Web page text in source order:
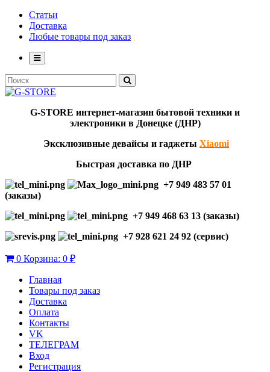
Статьи
Доставка
Любые товары под заказ
G-STORE интернет-магазин бытовой техники и
электроники в Донецке (ДНР)
Эксклюзивные девайсы и гаджеты Xiaomi
Быстрая доставка по ДНР
+7 949 483 57 01
(заказы)
+7 949 468 63 13 (заказы)
+7 928 621 24 92 (сервис)
0 Корзина: 0 ₽
Главная
Товары под заказ
Доставка
Оплата
Контакты
VK
ТЕЛЕГРАМ
Вход
Регистрация